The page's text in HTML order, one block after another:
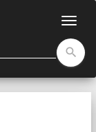
search